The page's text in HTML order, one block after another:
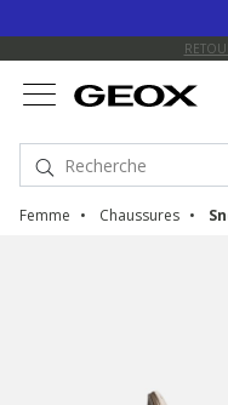
EXPÉDITION GRATUITE
Femme Chaussures